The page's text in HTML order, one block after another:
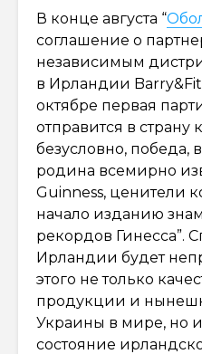
В конце августа “
соглашение о
независимым
в Ирландии
октябре первая
отправится в страну
безусловно, победа,
родина всемирно
Guinness, ценители
начало изданию
рекордов Гинесса”.
Ирландии будет
этого не только
продукции и
Украины в мире, но
состояние